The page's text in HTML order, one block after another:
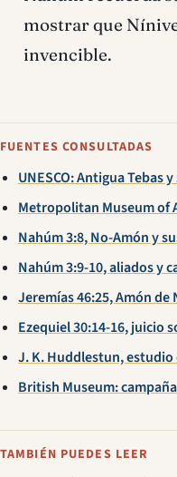
mostrar que
invencible.
FUENTES CONSULTADAS
UNESCO: Antigua Tebas
Metropolitan Museum of
Nahúm 3:8, No-Amón y
Nahúm 3:9-10, aliados y
Jeremías 46:25, Amón de
Ezequiel 30:14-16, juicio
J. K. Huddlestun, estudio
British Museum:
TAMBIÉN PUEDES LEER